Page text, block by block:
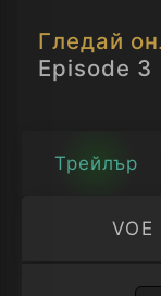
Отвъд -
Гледай
Episode 3
Трейлър
VOE